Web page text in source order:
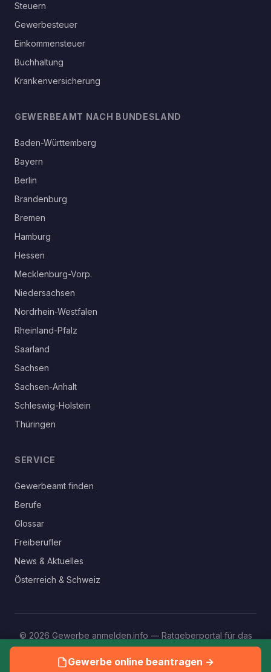
Steuern
Gewerbesteuer
Einkommensteuer
Buchhaltung
Krankenversicherung
GEWERBEAMT NACH BUNDESLAND
Baden-Württemberg
Bayern
Berlin
Brandenburg
Bremen
Hamburg
Hessen
Mecklenburg-Vorp.
Niedersachsen
Nordrhein-Westfalen
Rheinland-Pfalz
Saarland
Sachsen
Sachsen-Anhalt
Schleswig-Holstein
Thüringen
SERVICE
Gewerbeamt finden
Berufe
Glossar
Freiberufler
News & Aktuelles
Österreich & Schweiz
© 2026 Gewerbe anmelden.info — Ratgeberportal für das
eigene Gewerbe
ImpressumDatenschutz
Gewerbe online beantragen →